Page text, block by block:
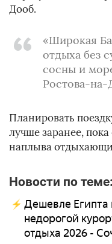
Дооб.
«Широкая
отдыха без
сосны и
Ростова-на-
Планировать
лучше заранее,
наплыва
Новости по теме:
Дешевле
недорогой
отдыха 2026 -